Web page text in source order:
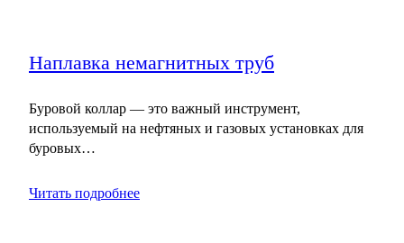
Наплавка немагнитных труб
Буровой коллар — это важный инструмент,
используемый на нефтяных и газовых установках для
буровых…
Читать подробнее